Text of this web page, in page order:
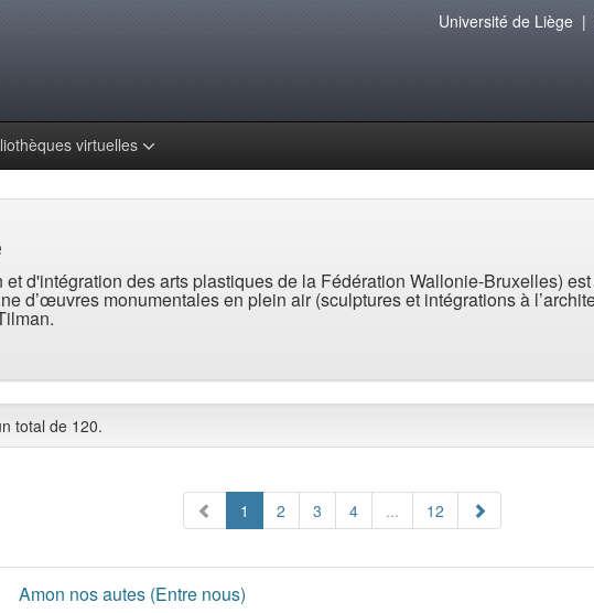
virtuelles
Université de Liège|
d'intégration des arts plastiques de la Fédération Wallonie-Bruxelles)
d’œuvres monumentales en plein air (sculptures et intégrations à
total de 120.
1 2 3 4 ... 12
Amon nos autes (Entre nous)